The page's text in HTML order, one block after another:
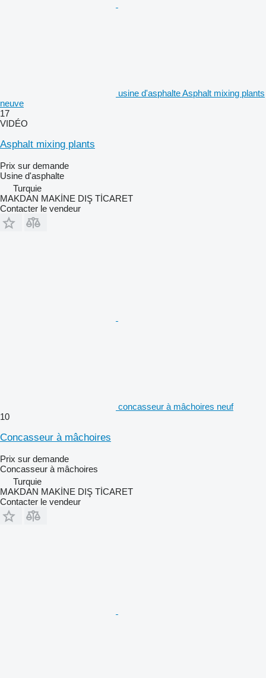
usine d'asphalte Asphalt mixing plants
neuve
17
VIDÉO
Asphalt mixing plants
Prix sur demande
Usine d'asphalte
Turquie
MAKDAN MAKİNE DIŞ TİCARET
Contacter le vendeur
concasseur à mâchoires neuf
10
Concasseur à mâchoires
Prix sur demande
Concasseur à mâchoires
Turquie
MAKDAN MAKİNE DIŞ TİCARET
Contacter le vendeur